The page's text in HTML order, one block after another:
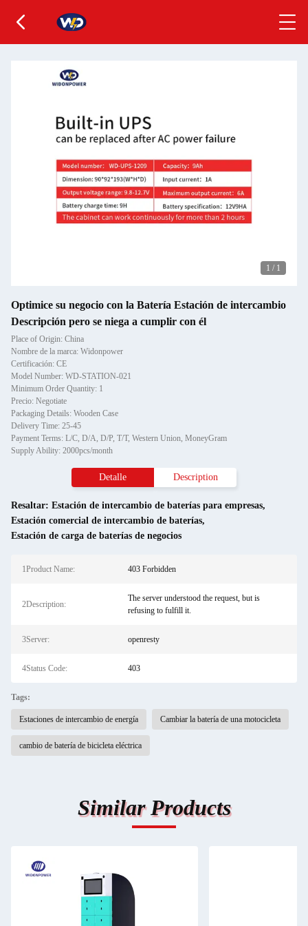
1 / 1
Optimice su negocio con la Batería Estación de intercambio
Descripción pero se niega a cumplir con él
Place of Origin: China
Nombre de la marca: Widonpower
Certificación: CE
Model Number: WD-STATION-021
Minimum Order Quantity: 1
Precio: Negotiate
Packaging Details: Wooden Case
Delivery Time: 25-45
Payment Terms: L/C, D/A, D/P, T/T, Western Union, MoneyGram
Supply Ability: 2000pcs/month
Detalle Description
Resaltar: Estación de intercambio de baterías para empresas,
Estación comercial de intercambio de baterías,
Estación de carga de baterías de negocios
1Product Name: 403 Forbidden
2Description:
The server understood the request, but is
refusing to fulfill it.
3Server: openresty
4Status Code: 403
Tags:
Estaciones de intercambio de energía Cambiar la batería de una motocicleta
cambio de batería de bicicleta eléctrica
Similar Products